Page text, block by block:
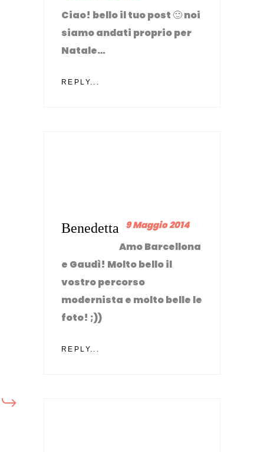
Ciao! bello il tuo post 🙂 noi
siamo andati proprio per
Natale…
REPLY...
Benedetta 9 Maggio 2014
Amo Barcellona
e Gaudì! Molto bello il
vostro percorso
modernista e molto belle le
foto! ;))
REPLY...